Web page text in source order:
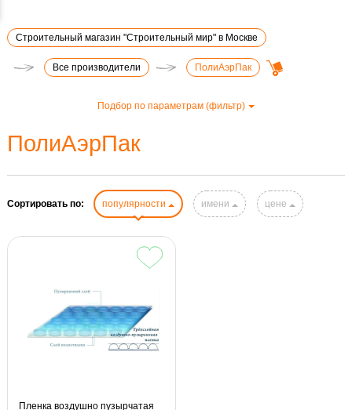
Строительный магазин "Строительный мир" в Москве
Все производители ПолиАэрПак
Подбор по параметрам (фильтр)
ПолиАэрПак
Сортировать по: популярности имени цене
Пленка воздушно пузырчатая